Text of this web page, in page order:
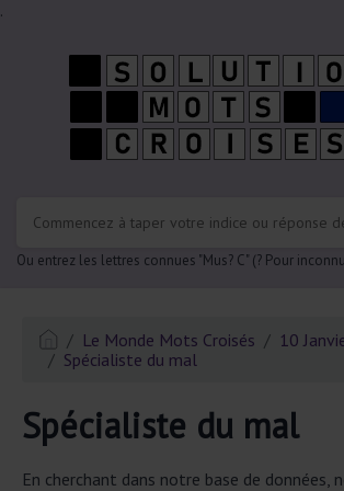
.
Ou entrez les lettres connues "Mus? C" (? Pour
Le Monde Mots Croisés
10
Spécialiste du mal
Spécialiste du mal
En cherchant dans notre base de données,